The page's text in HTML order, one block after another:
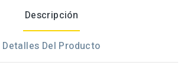
Descripción
Detalles Del Producto